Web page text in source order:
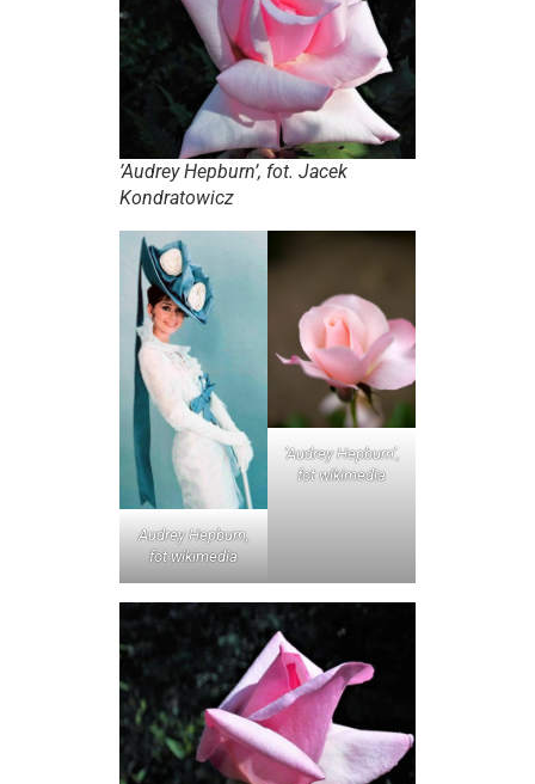
’Audrey Hepburn’, fot. Jacek
Kondratowicz
Audrey Hepburn,
fot wikimedia
’Audrey Hepburn’,
fot wikimedia